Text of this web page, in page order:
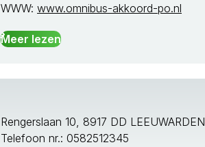
WWW: www.omnibus-akkoord-po.nl
Meer lezen
Rengerslaan 10, 8917 DD LEEUWARDEN
Telefoon nr.: 0582512345